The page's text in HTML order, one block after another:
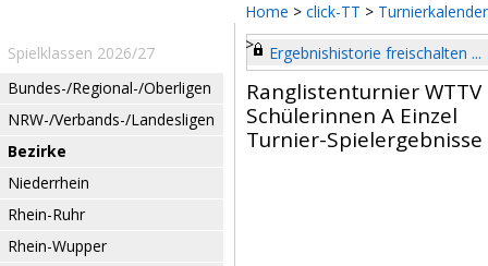
Home > click-TT > Turnierkalender
>
Spielklassen 2026/27
Bundes-/Regional-/Oberligen
NRW-/Verbands-/Landesligen
Bezirke
Niederrhein
Rhein-Ruhr
Rhein-Wupper
Ergebnishistorie freischalten ...
Ranglistenturnier WTTV
Schülerinnen A Einzel
Turnier-Spielergebnisse